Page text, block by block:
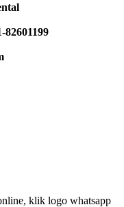
82601199
klik logo whatsapp